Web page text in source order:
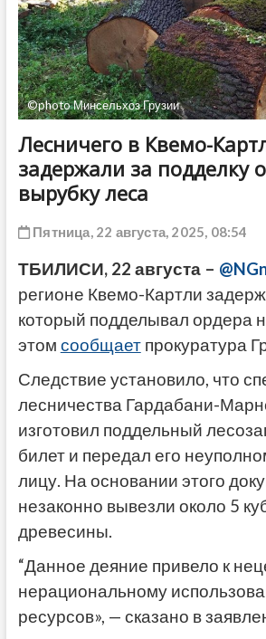
©photo Минсельхоз Грузии
Лесничего в Квемо-
задержали за подделку
вырубку леса
Пятница, 22 августа, 2025, 08:54
ТБИЛИСИ, 22 августа –
регионе Квемо-Картли
который подделывал ордера
этом сообщаетпрокуратура
Следствие установило, что
лесничества Гардабани-
изготовил поддельный
билет и передал его
лицу. На основании этого
незаконно вывезли около 5
древесины.
“Данное деяние привело к
нерациональному
ресурсов», — сказано в